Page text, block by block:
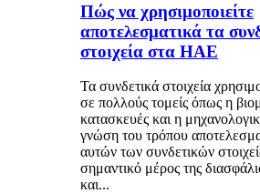
Πώς να χρησιμοποιείτε
αποτελεσματικά τα
στοιχεία στα ΗΑΕ
Τα συνδετικά στοιχεία
σε πολλούς τομείς όπως η
κατασκευές και η
γνώση του τρόπου
αυτών των συνδετικών
σημαντικό μέρος της
και...